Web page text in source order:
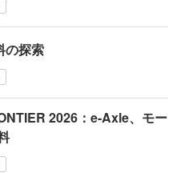
の探索
2026：e-Axle、モー